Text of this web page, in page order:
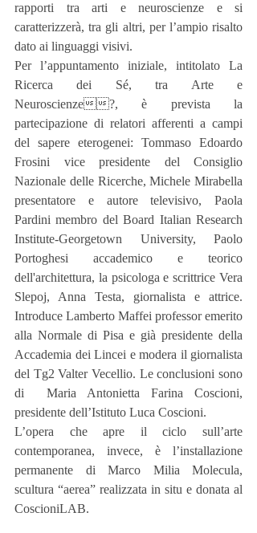
rapporti tra arti e neuroscienze e si
caratterizzerà, tra gli altri, per l’ampio risalto
dato ai linguaggi visivi.
Per l’appuntamento iniziale, intitolato La
Ricerca dei Sé, tra Arte e
Neuroscienze?, è prevista la
partecipazione di relatori afferenti a campi
del sapere eterogenei: Tommaso Edoardo
Frosini vice presidente del Consiglio
Nazionale delle Ricerche, Michele Mirabella
presentatore e autore televisivo, Paola
Pardini membro del Board Italian Research
Institute-Georgetown University, Paolo
Portoghesi accademico e teorico
dell'architettura, la psicologa e scrittrice Vera
Slepoj, Anna Testa, giornalista e attrice.
Introduce Lamberto Maffei professor emerito
alla Normale di Pisa e già presidente della
Accademia dei Lincei e modera il giornalista
del Tg2 Valter Vecellio. Le conclusioni sono
di  Maria Antonietta Farina Coscioni,
presidente dell’Istituto Luca Coscioni.
L’opera che apre il ciclo sull’arte
contemporanea, invece, è l’installazione
permanente di Marco Milia Molecula,
scultura “aerea” realizzata in situ e donata al
CoscioniLAB.